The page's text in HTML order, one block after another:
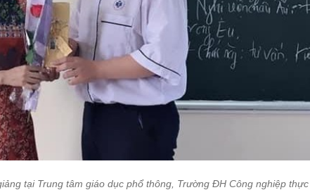
tại Trung tâm giáo dục phổ thông, Trường ĐH Công nghiệp thực